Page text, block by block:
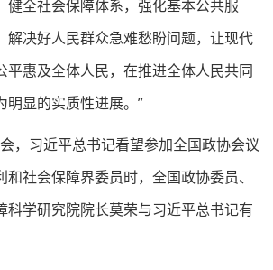
健全社会保障体系，强化基本公共服
解决好人民群众急难愁盼问题，让现代
平惠及全体人民，在推进全体人民共同
明显的实质性进展。”
，习近平总书记看望参加全国政协会议
社会保障界委员时，全国政协委员、
科学研究院院长莫荣与习近平总书记有